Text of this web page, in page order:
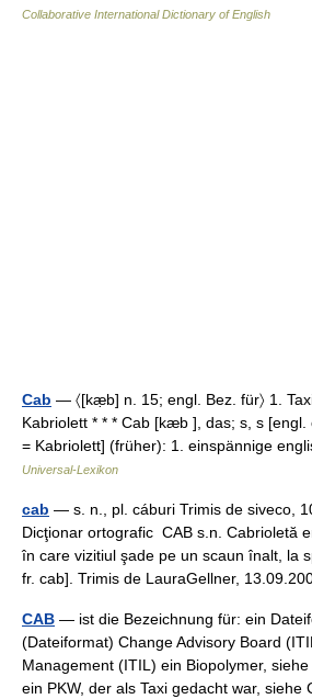
Collaborative International Dictionary of English
Cab — 〈[kæ̣b] n. 15; engl. Bez. für〉 1. Taxi
Kabriolett * * * Cab [kæb ], das; s, s
= Kabriolett] (früher): 1. einspännige
Universal-Lexikon
cab — s. n., pl. cáburi Trimis de siveco,
Dicţionar ortografic CAB s.n. Cabrioletă
în care vizitiul şade pe un scaun înalt, la
fr. cab]. Trimis de LauraGellner,
CAB — ist die Bezeichnung für: ein
(Dateiformat) Change Advisory Board
Management (ITIL) ein Biopolymer,
ein PKW, der als Taxi gedacht war,